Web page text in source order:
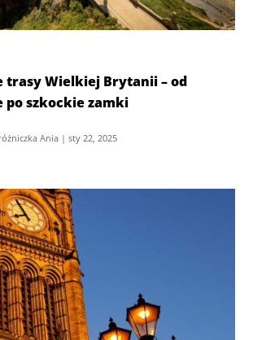
trasy Wielkiej Brytanii – od
po szkockie zamki
Ania |sty 22, 2025